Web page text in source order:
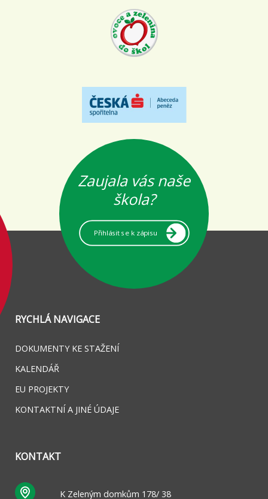
RYCHLÁ NAVIGACE
DOKUMENTY KE STAŽENÍ
KALENDÁŘ
EU PROJEKTY
KONTAKTNÍ A JINÉ ÚDAJE
KONTAKT
K Zeleným domkům 178/ 38
Zaujala vás naše
škola?
Přihlásit se k zápisu